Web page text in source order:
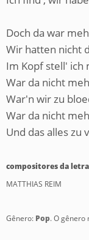
Doch da war
Wir hatten nicht
Im Kopf stell' ich
War da nicht
War'n wir zu
War da nicht
Und das alles zu
compositores da
MATTHIAS REIM
Gênero: Pop. O gênero